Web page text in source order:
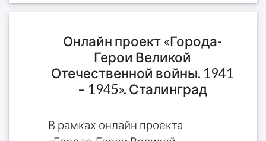
Онлайн проект «Города-
Герои Великой
Отечественной войны. 1941
– 1945». Сталинград
В рамках онлайн проекта